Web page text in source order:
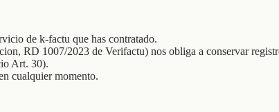
de k-factu que has contratado.
RD 1007/2023 de Verifactu) nos obliga a conservar
Art. 30).
cualquier momento.